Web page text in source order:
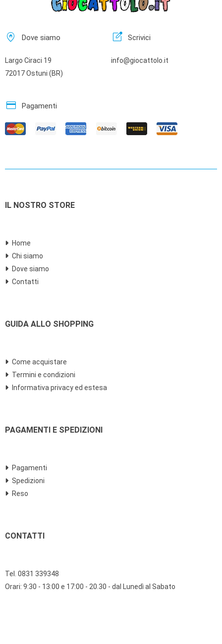
home_pin Dove siamo
Largo Ciraci 19
72017 Ostuni (BR)
edit_square Scrivici
info@giocattolo.it
credit_card Pagamenti
IL NOSTRO STORE
Home
Chi siamo
Dove siamo
Contatti
GUIDA ALLO SHOPPING
Come acquistare
Termini e condizioni
Informativa privacy ed estesa
PAGAMENTI E SPEDIZIONI
Pagamenti
Spedizioni
Reso
CONTATTI
Tel. 0831 339348
Orari: 9:30 - 13:00 e 17:00 - 20.30 - dal Lunedì al Sabato